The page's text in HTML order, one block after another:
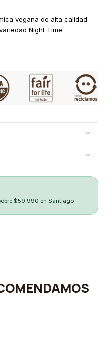
vegana de alta calidad
Night Time.
$59.990 en Santiago